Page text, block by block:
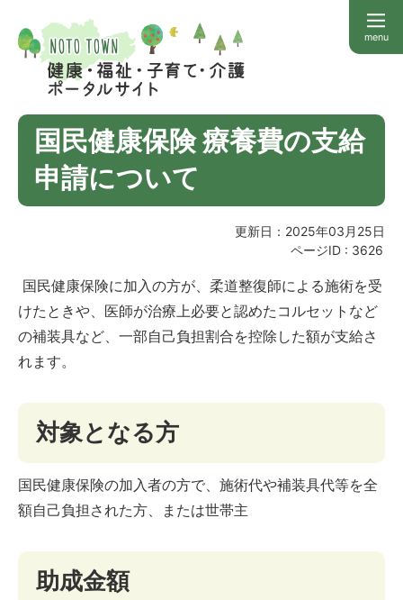
menu
国民健康保険 療養費の支給
申請について
更新日：2025年03月25日
ページID : 3626
国民健康保険に加入の方が、柔道整復師による施術を受
けたときや、医師が治療上必要と認めたコルセットなど
の補装具など、一部自己負担割合を控除した額が支給さ
れます。
対象となる方
国民健康保険の加入者の方で、施術代や補装具代等を全
額自己負担された方、または世帯主
助成金額